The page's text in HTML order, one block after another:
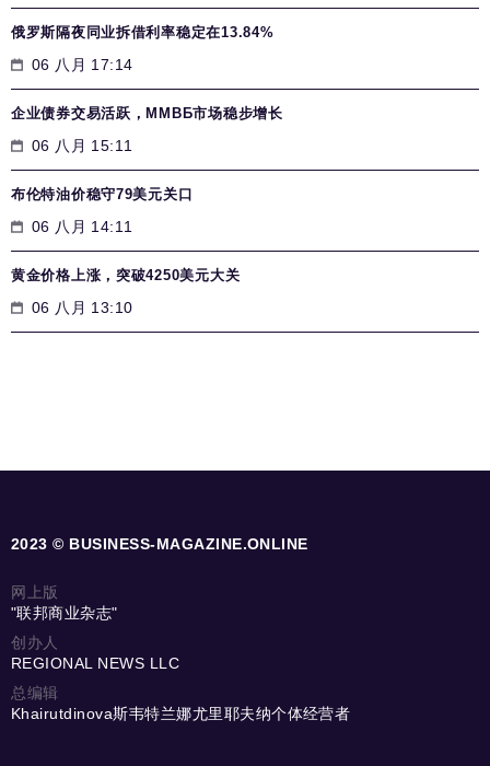
俄罗斯隔夜同业拆借利率稳定在13.84%
06 八月 17:14
企业债券交易活跃，MMВБ市场稳步增长
06 八月 15:11
布伦特油价稳守79美元关口
06 八月 14:11
黄金价格上涨，突破4250美元大关
06 八月 13:10
2023 © BUSINESS-MAGAZINE.ONLINE
网上版
"联邦商业杂志"
创办人
REGIONAL NEWS LLC
总编辑
Khairutdinova斯韦特兰娜尤里耶夫纳个体经营者